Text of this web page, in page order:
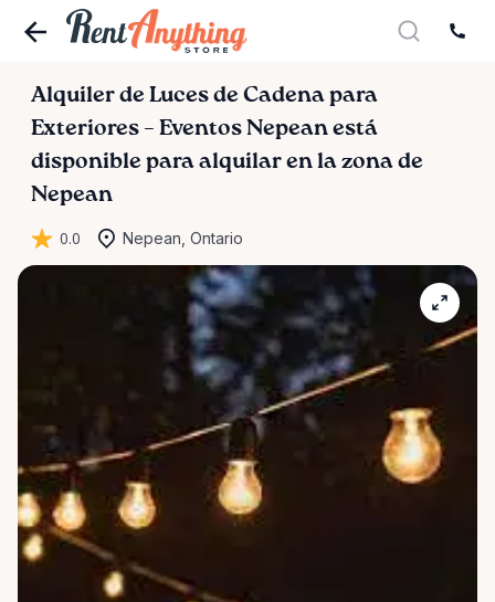
Alquiler de Luces de Cadena para
Exteriores – Eventos Nepean está
disponible para alquilar en la zona de
Nepean
0.0 Nepean, Ontario